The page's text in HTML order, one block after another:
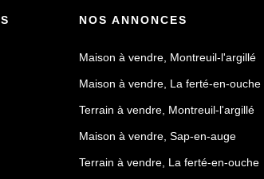
NOS ANNONCES
Maison à vendre, Montreuil-l'argillé
Maison à vendre, La ferté-en-ouche
Terrain à vendre, Montreuil-l'argillé
Maison à vendre, Sap-en-auge
Terrain à vendre, La ferté-en-ouche